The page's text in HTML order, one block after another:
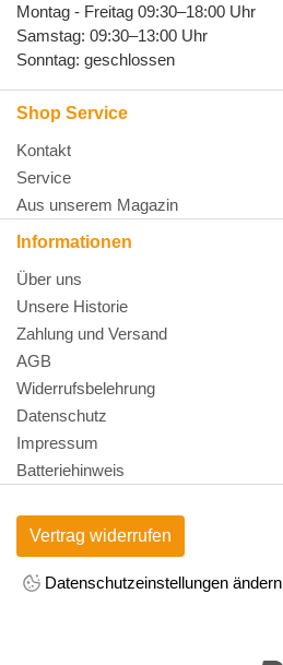
Montag - Freitag 09:30–18:00 Uhr
Samstag: 09:30–13:00 Uhr
Sonntag: geschlossen
Shop Service
Kontakt
Service
Aus unserem Magazin
Informationen
Über uns
Unsere Historie
Zahlung und Versand
AGB
Widerrufsbelehrung
Datenschutz
Impressum
Batteriehinweis
Vertrag widerrufen
Datenschutzeinstellungen ändern